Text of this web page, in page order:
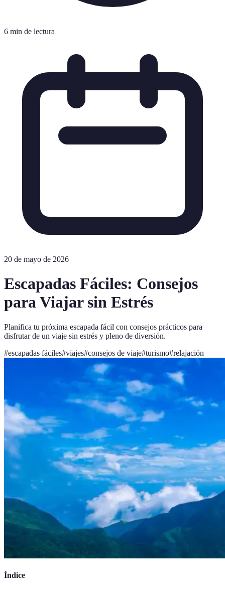
6 min de lectura
20 de mayo de 2026
Escapadas Fáciles: Consejos
para Viajar sin Estrés
Planifica tu próxima escapada fácil con consejos prácticos para
disfrutar de un viaje sin estrés y pleno de diversión.
#escapadas fáciles#viajes#consejos de viaje#turismo#relajación
Índice